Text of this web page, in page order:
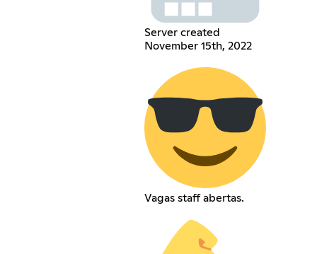
Server created
November 15th, 2022
Vagas staff abertas.